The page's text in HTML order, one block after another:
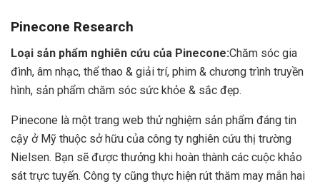
Pinecone Research
Loại sản phẩm nghiên cứu của Pinecone:Chăm sóc gia
đình, âm nhạc, thể thao & giải trí, phim & chương trình truyền
hình, sản phẩm chăm sóc sức khỏe & sắc đẹp.
Pinecone là một trang web thử nghiệm sản phẩm đáng tin
cậy ở Mỹ thuộc sở hữu của công ty nghiên cứu thị trường
Nielsen. Bạn sẽ được thưởng khi hoàn thành các cuộc khảo
sát trực tuyến. Công ty cũng thực hiện rút thăm may mắn hai